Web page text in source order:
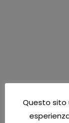
Questo sito